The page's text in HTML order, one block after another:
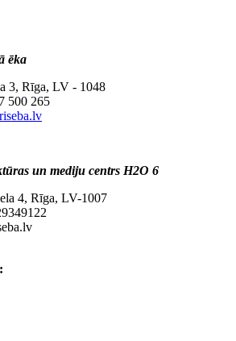
ēka
3, Rīga, LV - 1048
500 265
un mediju centrs H2O 6
4, Rīga, LV-1007